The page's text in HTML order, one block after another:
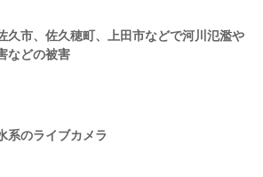
久市、佐久穂町、上田市などで河川氾濫や
などの被害
系のライブカメラ